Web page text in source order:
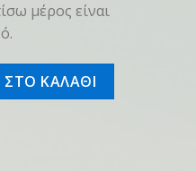
μέρος είναι
ποσότητα
ΚΑΛΑΘΙ